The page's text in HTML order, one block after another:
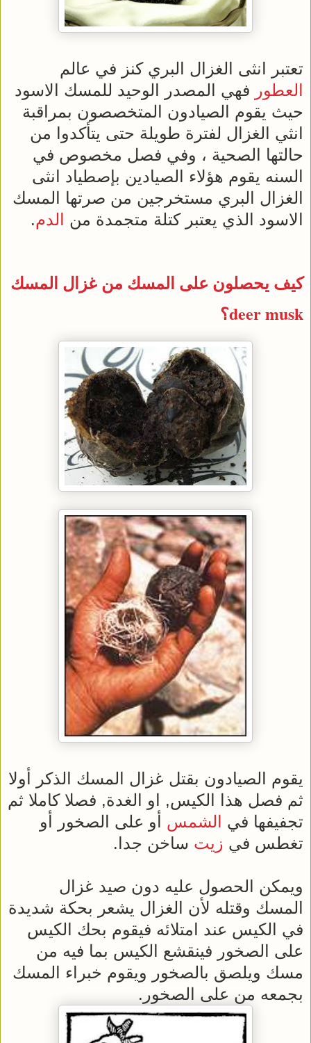
تعتبر انثى الغزال البري كنز في عالم
العطور فهي المصدر الوحيد للمسك الاسود
حيث يقوم الصيادون المتخصصون بمراقبة
انثي الغزال لفترة طويلة حتى يتأكدوا من
حالتها الصحية ، وفي فصل مخصوص في
السنه يقوم هؤلاء الصيادين بإصطياد انثى
الغزال البري مستخرجين من صرتها المسك
الاسود الذي يعتبر كتلة متجمدة من الدم.
كيف يحصلون على المسك من غزال المسك
deer musk؟
يقوم الصيادون بقتل غزال المسك الذكر أولا
ثم فصل هذا الكيس, او الغدة, فصلا كاملا ثم
تجفيفها في الشمس أو على الصخور أو
تغطس في زيت ساخن جدا.
ويمكن الحصول عليه دون صيد غزال
المسك وقتله لأن الغزال يشعر بحكة شديدة
في الكيس عند امتلائه فيقوم بحك الكيس
على الصخور فينقشع الكيس بما فيه من
مسك ويلصق بالصخور ويقوم خبراء المسك
بجمعه من على الصخور.